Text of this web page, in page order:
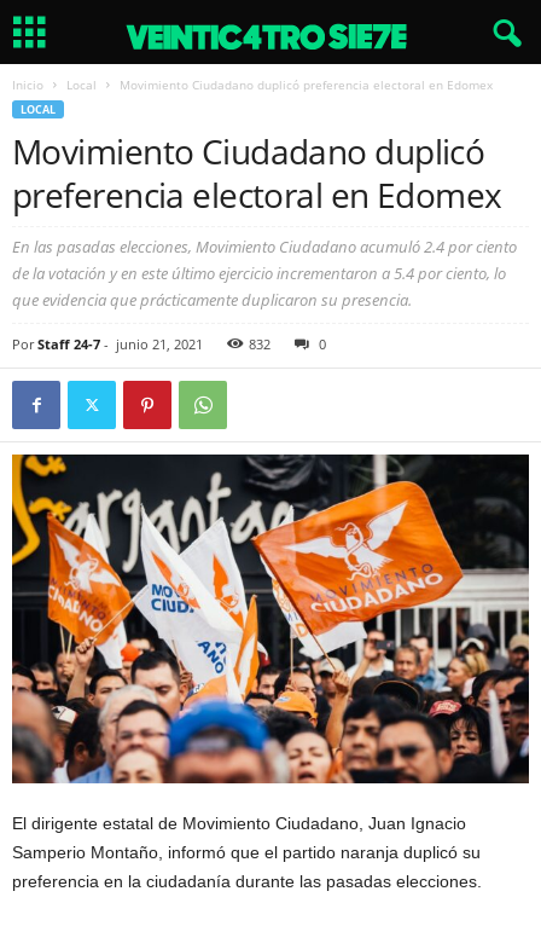
Inicio Local Movimiento Ciudadano duplicó preferencia electoral en Edomex
LOCAL
Movimiento Ciudadano duplicó
preferencia electoral en Edomex
En las pasadas elecciones, Movimiento Ciudadano acumuló 2.4 por ciento
de la votación y en este último ejercicio incrementaron a 5.4 por ciento, lo
que evidencia que prácticamente duplicaron su presencia.
Por Staff 24-7 - junio 21, 2021 832 0
El dirigente estatal de Movimiento Ciudadano, Juan Ignacio
Samperio Montaño, informó que el partido naranja duplicó su
preferencia en la ciudadanía durante las pasadas elecciones.